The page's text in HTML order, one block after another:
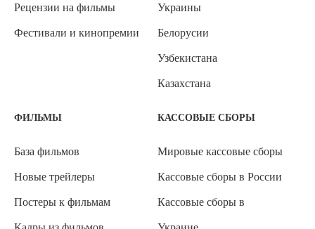
Рецензии на фильмы
Фестивали и кинопремии
Украины
Белорусии
Узбекистана
Казахстана
ФИЛЬМЫ
База фильмов
Новые трейлеры
Постеры к фильмам
КАССОВЫЕ СБОРЫ
Мировые кассовые сборы
Кассовые сборы в России
Кассовые сборы в